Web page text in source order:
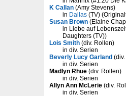
K Callan (Amy Stevens)
in Dallas (TV)
Susan Brown (Elaine
in Liebe auf
Daughters (TV))
Lois Smith (div. Rollen)
in div. Serien
Beverly Lucy Garland
in div. Serien
Madlyn Rhue (div. Rollen)
in div. Serien
Allyn Ann McLerie (div.
in div. Serien